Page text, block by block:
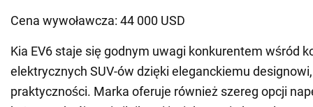
Cena wywoławcza: 44 000 USD
Kia EV6 staje się godnym uwagi konkurentem wśród
elektrycznych SUV-ów dzięki eleganckiemu
praktyczności. Marka oferuje również szereg opcji